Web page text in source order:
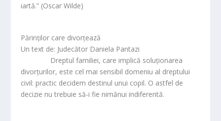
iartă.” (Oscar Wilde)
Părinţilor care divorţează
Un text de: Judecător Daniela Pantazi
Dreptul familiei, care implică soluționarea
divorțurilor, este cel mai sensibil domeniu al dreptului
civil: practic decidem destinul unui copil. O astfel de
decizie nu trebuie să-i fie nimănui indiferentă.